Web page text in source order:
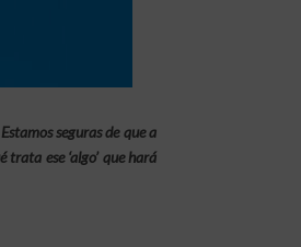
seguras de que a
ese ‘algo’ que hará